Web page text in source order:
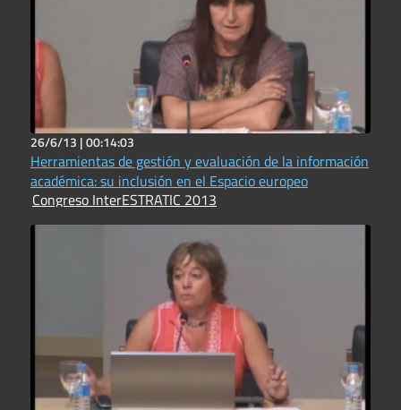
26/6/13 |00:14:03
Herramientas de gestión y evaluación de la información
académica: su inclusión en el Espacio europeo
Congreso InterESTRATIC 2013